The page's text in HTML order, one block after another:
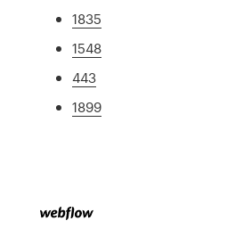
1835
1548
443
1899